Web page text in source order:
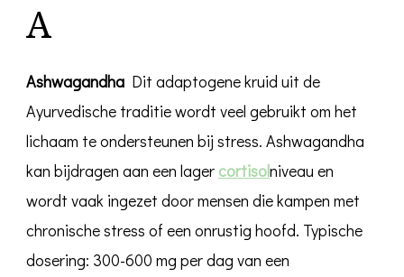
A
Ashwagandha Dit adaptogene kruid uit de
Ayurvedische traditie wordt veel gebruikt om het
lichaam te ondersteunen bij stress. Ashwagandha
kan bijdragen aan een lager cortisolniveau en
wordt vaak ingezet door mensen die kampen met
chronische stress of een onrustig hoofd. Typische
dosering: 300-600 mg per dag van een